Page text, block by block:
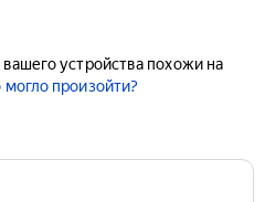
устройства похожи на
произойти?